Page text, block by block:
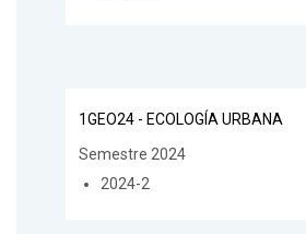
1GEO24 - ECOLOGÍA URBANA
Semestre 2024
2024-2